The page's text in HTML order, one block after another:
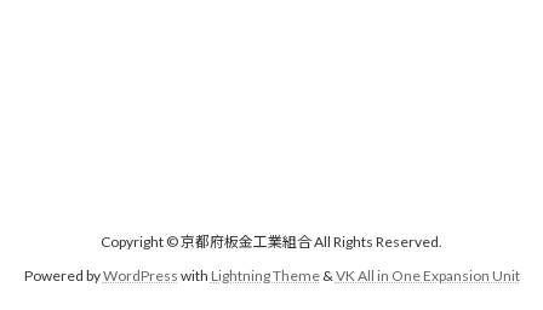
Copyright © 京都府板金工業組合 All Rights Reserved.
Powered byWordPress with Lightning Theme& VK All in One Expansion Unit